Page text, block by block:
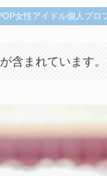
女性アイドル個人プロ
含まれています。